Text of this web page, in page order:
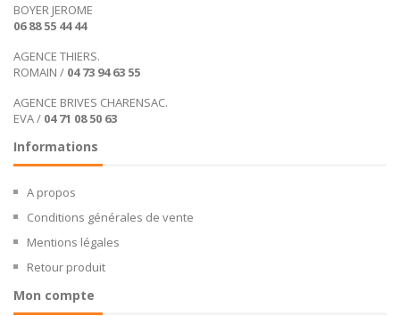
BOYER JEROME
06 88 55 44 44
AGENCE THIERS.
ROMAIN / 04 73 94 63 55
AGENCE BRIVES CHARENSAC.
EVA / 04 71 08 50 63
Informations
A propos
Conditions générales de vente
Mentions légales
Retour produit
Mon compte